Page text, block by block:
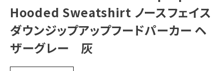
ニット帽・ビーニー
バックパック・リュック
その他バッグ類
スニーカー・ブーツ
Hooded Sweatshirt ノースフェイス
ダウンジップアップフードパーカー ヘ
ザーグレー 灰